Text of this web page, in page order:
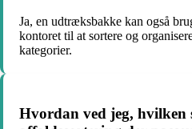
Ja, en udtræksbakke kan også
kontoret til at sortere og
kategorier.
Hvordan ved jeg,